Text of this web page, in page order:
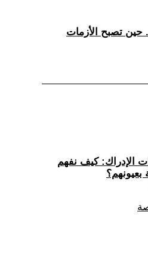
حين تصبح الأزمات
الإدراك: كيف نفهم
بعيونهم؟